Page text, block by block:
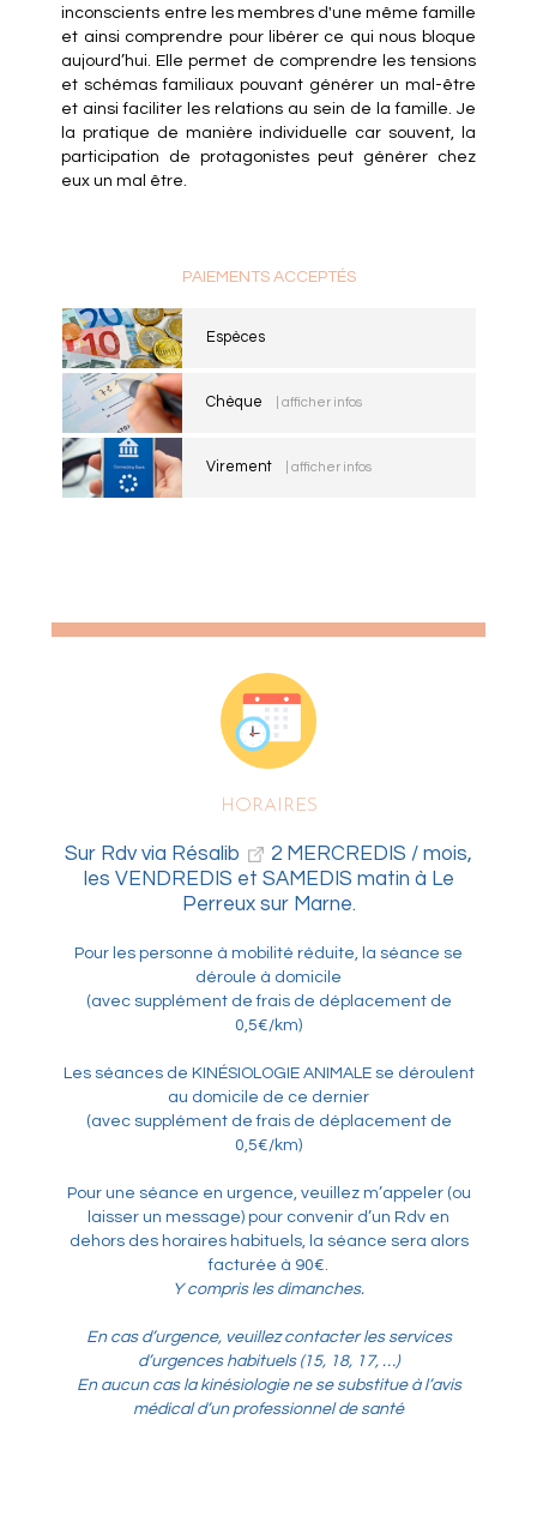
inconscients entre les membres d'une même famille
et ainsi comprendre pour libérer ce qui nous bloque
aujourd’hui. Elle permet de comprendre les tensions
et schémas familiaux pouvant générer un mal-être
et ainsi faciliter les relations au sein de la famille. Je
la pratique de manière individuelle car souvent, la
participation de protagonistes peut générer chez
eux un mal être.
PAIEMENTS ACCEPTÉS
Espèces
Chèque | afficher infos
Virement | afficher infos
HORAIRES
Sur Rdv via Résalib
2 MERCREDIS / mois,
les VENDREDIS et SAMEDIS matin à Le
Perreux sur Marne.
Pour les personne à mobilité réduite, la séance se
déroule à domicile
(avec supplément de frais de déplacement de
0,5€/km)
Les séances de KINÉSIOLOGIE ANIMALE se déroulent
au domicile de ce dernier
(avec supplément de frais de déplacement de
0,5€/km)
Pour une séance en urgence, veuillez m’appeler (ou
laisser un message) pour convenir d’un Rdv en
dehors des horaires habituels, la séance sera alors
facturée à 90€.
Y compris les dimanches.
En cas d’urgence, veuillez contacter les services
d’urgences habituels (15, 18, 17, …)
En aucun cas la kinésiologie ne se substitue à l’avis
médical d’un professionnel de santé